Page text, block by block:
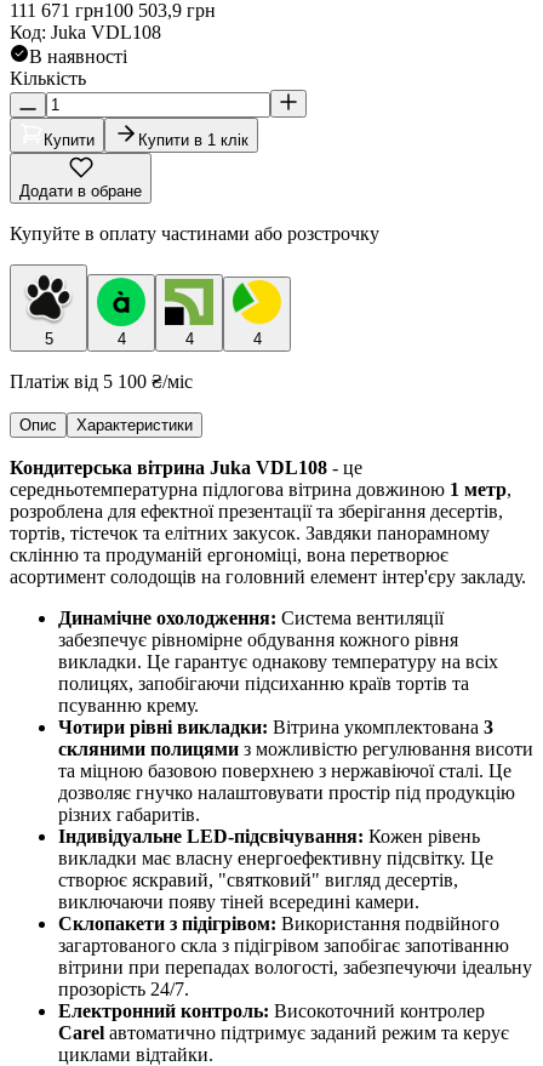
111 671 грн100 503,9 грн
Код: Juka VDL108
В наявності
Кількість
Купити Купити в 1 клік
Додати в обране
Купуйте в оплату частинами або розстрочку
5 4 4 4
Платіж від 5 100 ₴/міс
Опис Характеристики
Кондитерська вітрина Juka VDL108 - це
середньотемпературна підлогова вітрина довжиною 1 метр,
розроблена для ефектної презентації та зберігання десертів,
тортів, тістечок та елітних закусок. Завдяки панорамному
склінню та продуманій ергономіці, вона перетворює
асортимент солодощів на головний елемент інтер'єру закладу.
Динамічне охолодження: Система вентиляції
забезпечує рівномірне обдування кожного рівня
викладки. Це гарантує однакову температуру на всіх
полицях, запобігаючи підсиханню країв тортів та
псуванню крему.
Чотири рівні викладки: Вітрина укомплектована 3
скляними полицями з можливістю регулювання висоти
та міцною базовою поверхнею з нержавіючої сталі. Це
дозволяє гнучко налаштовувати простір під продукцію
різних габаритів.
Індивідуальне LED-підсвічування: Кожен рівень
викладки має власну енергоефективну підсвітку. Це
створює яскравий, "святковий" вигляд десертів,
виключаючи появу тіней всередині камери.
Склопакети з підігрівом: Використання подвійного
загартованого скла з підігрівом запобігає запотіванню
вітрини при перепадах вологості, забезпечуючи ідеальну
прозорість 24/7.
Електронний контроль: Високоточний контролер
Carel автоматично підтримує заданий режим та керує
циклами відтайки.